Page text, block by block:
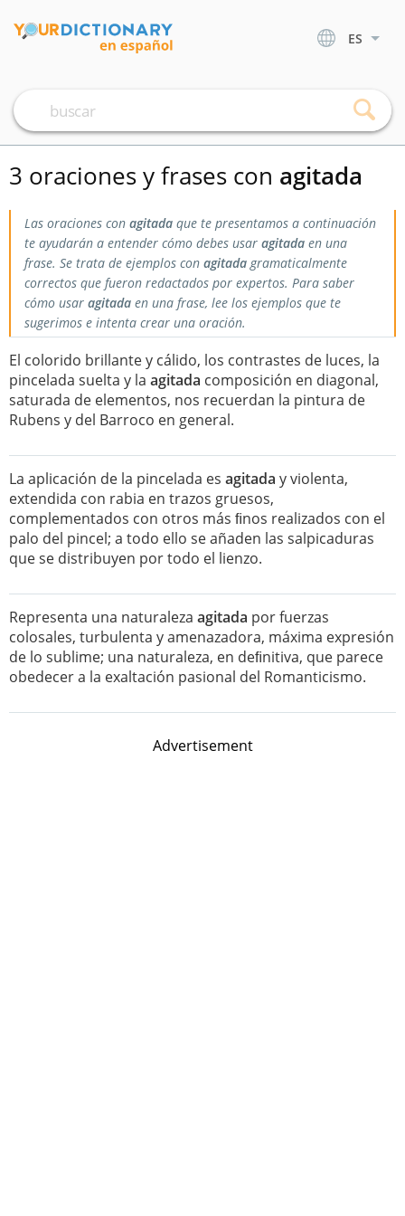
ES
3 oraciones y frases con agitada
Las oraciones con agitada que te presentamos a continuación
te ayudarán a entender cómo debes usar agitada en una
frase. Se trata de ejemplos con agitadagramaticalmente
correctos que fueron redactados por expertos. Para saber
cómo usar agitada en una frase, lee los ejemplos que te
sugerimos e intenta crear una oración.
El colorido brillante y cálido, los contrastes de luces, la
pincelada suelta y la agitada composición en diagonal,
saturada de elementos, nos recuerdan la pintura de
Rubens y del Barroco en general.
La aplicación de la pincelada es agitada y violenta,
extendida con rabia en trazos gruesos,
complementados con otros más ﬁnos realizados con el
palo del pincel; a todo ello se añaden las salpicaduras
que se distribuyen por todo el lienzo.
Representa una naturaleza agitada por fuerzas
colosales, turbulenta y amenazadora, máxima expresión
de lo sublime; una naturaleza, en deﬁnitiva, que parece
obedecer a la exaltación pasional del Romanticismo.
Advertisement